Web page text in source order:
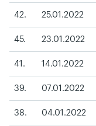
42. 25.01.2022
45. 23.01.2022
41. 14.01.2022
39. 07.01.2022
38. 04.01.2022